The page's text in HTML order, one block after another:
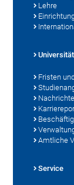
Lehre
Universität
Fristen
Amtliche
Service